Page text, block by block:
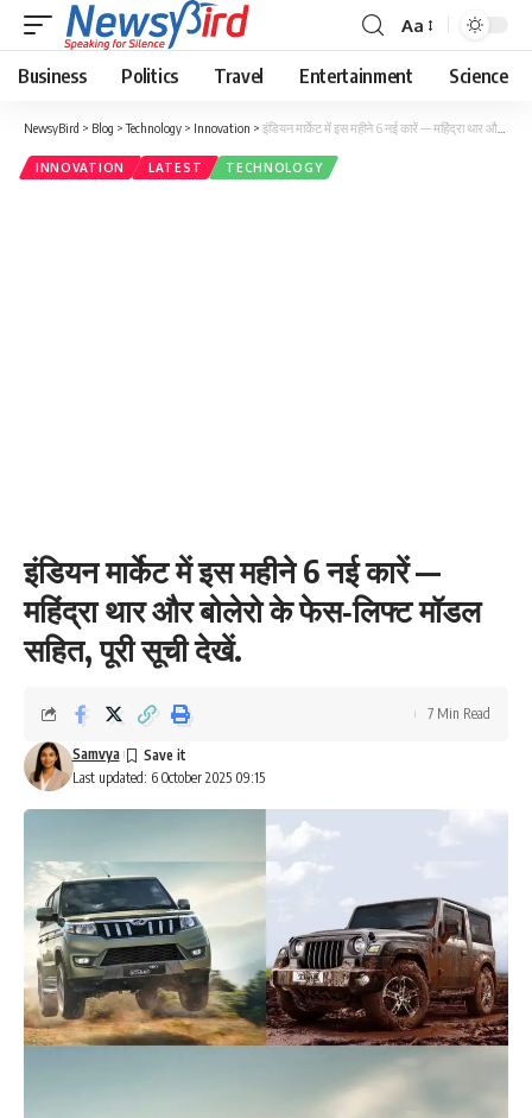
Aa
Business Politics Travel Entertainment Science
NewsyBird > Blog >Technology > Innovation > इंडियन मार्केट में इस महीने 6 नई कारें — महिंद्रा थार और बोलेरो के फेस‑लिफ्ट मॉडल सहित, पूरी सूची देखें.
INNOVATION LATEST TECHNOLOGY
इंडियन मार्केट में इस महीने 6 नई कारें —
महिंद्रा थार और बोलेरो के फेस‑लिफ्ट मॉडल
सहित, पूरी सूची देखें.
Last updated: 6 October 2025 09:15
Samvya
7 Min Read